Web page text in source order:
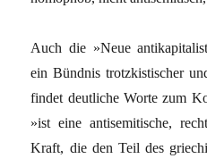
Auch die »Neue
ein Bündnis trotzkistischer
findet deutliche Worte zum
»ist eine antisemitische,
Kraft, die den Teil des